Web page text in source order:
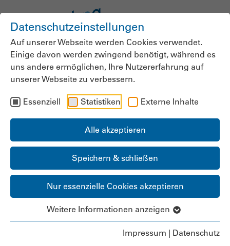
Datenschutzeinstellungen
Auf unserer Webseite werden Cookies verwendet.
Einige davon werden zwingend benötigt, während es
uns andere ermöglichen, Ihre Nutzererfahrung auf
unserer Webseite zu verbessern.
Essenziell Statistiken Externe Inhalte
Alle akzeptieren
Speichern & schließen
Nur essenzielle Cookies akzeptieren
Weitere Informationen anzeigen
Impressum | Datenschutz
News der
bpa.Landesgruppe Bayern
Masterplan Prävention
Bayern
Pflege prominent vertreten
18.12.2025